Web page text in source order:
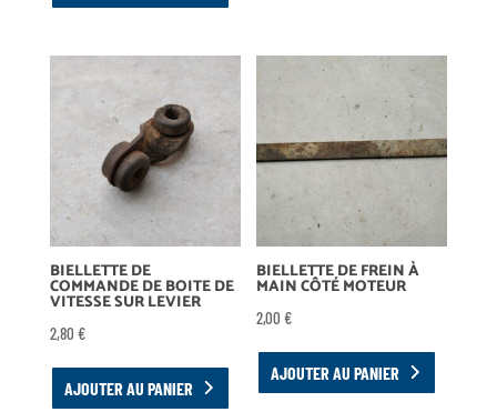
BIELLETTE DE
COMMANDE DE BOITE DE
VITESSE SUR LEVIER
2,80 €
AJOUTER AU PANIER
BIELLETTE DE FREIN À
MAIN CÔTÉ MOTEUR
2,00€
AJOUTER AU PANIER